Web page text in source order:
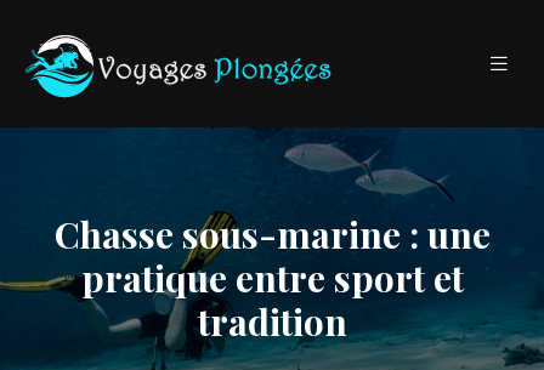
Chasse sous-marine : une
pratique entre sport et
tradition